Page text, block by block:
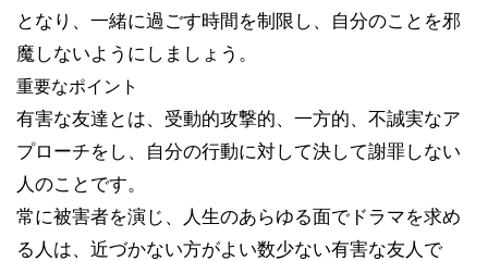
となり、一緒に過ごす時間を制限し、自分のことを邪
魔しないようにしましょう。
重要なポイント
有害な友達とは、受動的攻撃的、一方的、不誠実なア
プローチをし、自分の行動に対して決して謝罪しない
人のことです。
常に被害者を演じ、人生のあらゆる面でドラマを求め
る人は、近づかない方がよい数少ない有害な友人で